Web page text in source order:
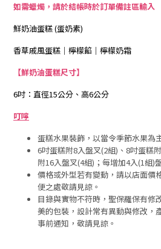
如需蠟燭，請於結帳時於訂單備註區輸入
鮮奶油蛋糕 (蛋奶素)
香草戚風蛋糕｜檸檬餡｜檸檬奶霜
【鮮奶油蛋糕尺寸】
6吋：直徑15公分、高6公分
叮嚀
蛋糕水果裝飾，以當令季節水果為
6吋蛋糕附8入盤叉(2組)、8吋蛋糕
附16入盤叉(4組)；每增加4入(1組)
價格或外型若有變動，請以店面價
便之處敬請見諒。
目錄與實物不符時，聖保羅保有修
美的包裝，設計常有異動與修改，
事前通知，敬請見諒。